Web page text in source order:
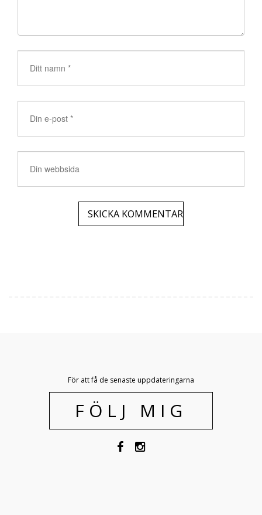
För att få de senaste uppdateringarna
FÖLJ MIG